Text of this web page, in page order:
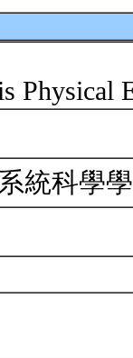
Physical
統科學